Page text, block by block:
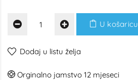
U košaricu
Dodaj u listu želja
Orginalno jamstvo 12 mjeseci